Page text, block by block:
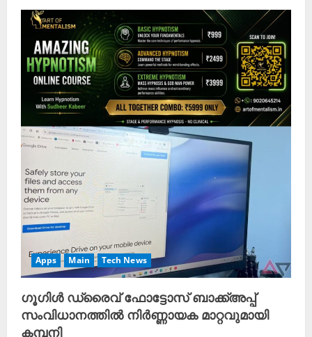
Apps Main Tech News
ഗൂഗിൾ ഡ്രൈവ് ഫോട്ടോസ് ബാക്ക്അപ്പ്
സംവിധാനത്തിൽ നിർണ്ണായക മാറ്റവുമായി
കമ്പനി